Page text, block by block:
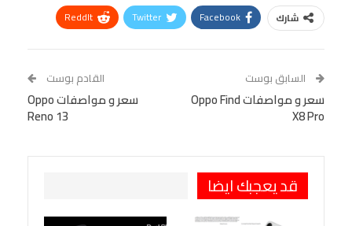
شارك Facebook
Twitter
ReddIt
البريد الإلكتروني
StumbleUpon
VK
Digg
السابق بوست
سعر و مواصفات Oppo Find
X8 Pro
القادم بوست
سعر و مواصفات Oppo
Reno 13
قد يعجبك ايضا